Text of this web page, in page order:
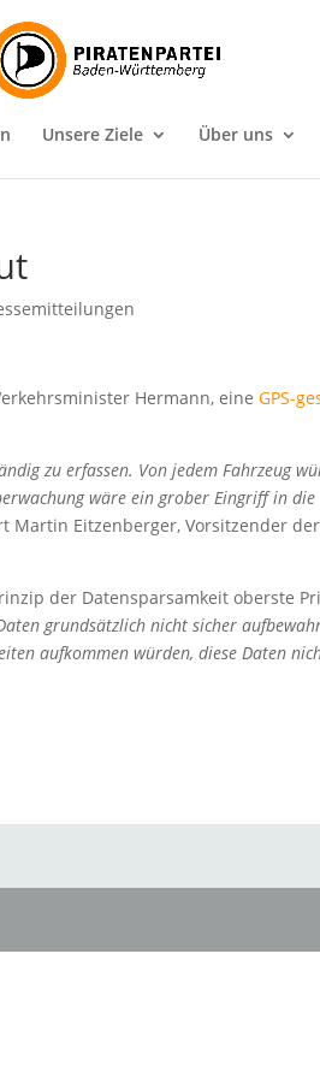
Unsere Ziele Über uns
Hermann, eineGPS-
zu erfassen. Von jedem Fahrzeug
wäre ein grober Eingriff in die
Martin Eitzenberger, Vorsitzender der
der Datensparsamkeit oberste
grundsätzlich nicht sicher
aufkommen würden, diese Daten